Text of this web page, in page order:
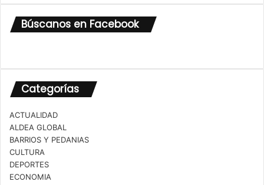
Búscanos en Facebook
Categorías
ACTUALIDAD
ALDEA GLOBAL
BARRIOS Y PEDANIAS
CULTURA
DEPORTES
ECONOMIA